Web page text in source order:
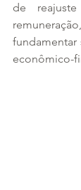
de
fundamentar